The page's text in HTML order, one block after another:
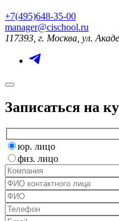
+7(495)648-35-00
manager@cischool.ru
117393, г. Москва, ул.
Записаться на
юр. лицо
физ. лицо